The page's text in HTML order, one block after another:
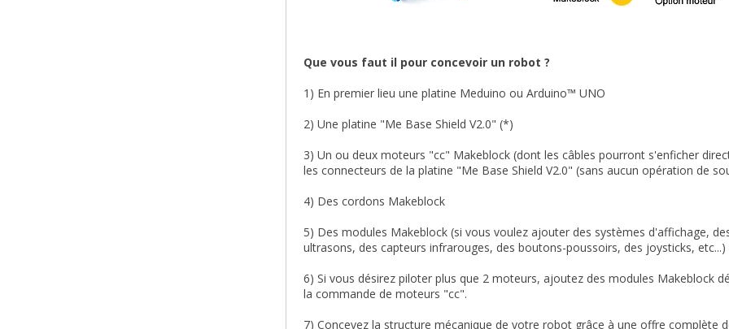
Que vous faut il pour concevoir un robot ?
1) En premier lieu une platine Meduino ou Arduino™ UNO
2) Une platine "Me Base Shield V2.0" (*)
3) Un ou deux moteurs "cc" Makeblock (dont les câbles pourront s'enficher
les connecteurs de la platine "Me Base Shield V2.0" (sans aucun opération de
4) Des cordons Makeblock
5) Des modules Makeblock (si vous voulez ajouter des systèmes d'affichage,
ultrasons, des capteurs infrarouges, des boutons-poussoirs, des joysticks, etc...)
6) Si vous désirez piloter plus que 2 moteurs, ajoutez des modules Makeblock
la commande de moteurs "cc".
7) Concevez la structure mécanique de votre robot grâce à une offre complète